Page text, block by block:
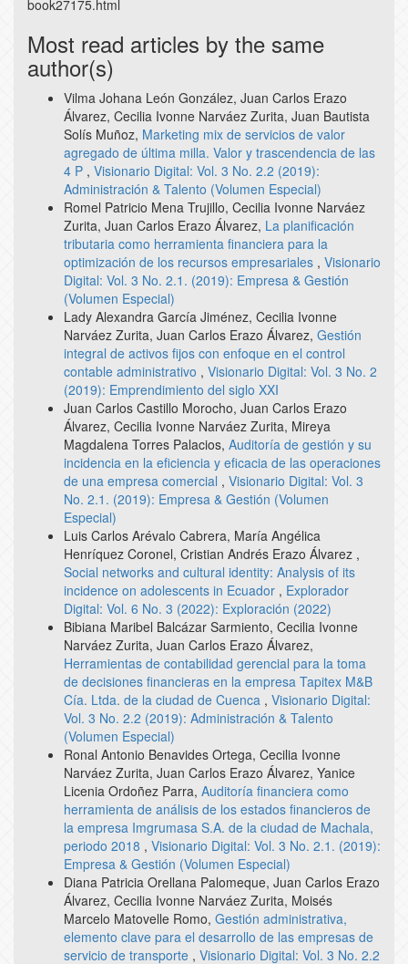
book27175.html
Most read articles by the same
author(s)
Vilma Johana León González, Juan Carlos Erazo
Álvarez, Cecilia Ivonne Narváez Zurita, Juan Bautista
Solís Muñoz, Marketing mix de servicios de valor
agregado de última milla. Valor y trascendencia de las
4 P , Visionario Digital: Vol. 3 No. 2.2 (2019):
Administración & Talento (Volumen Especial)
Romel Patricio Mena Trujillo, Cecilia Ivonne Narváez
Zurita, Juan Carlos Erazo Álvarez, La planificación
tributaria como herramienta financiera para la
optimización de los recursos empresariales , Visionario
Digital: Vol. 3 No. 2.1. (2019): Empresa & Gestión
(Volumen Especial)
Lady Alexandra García Jiménez, Cecilia Ivonne
Narváez Zurita, Juan Carlos Erazo Álvarez, Gestión
integral de activos fijos con enfoque en el control
contable administrativo , Visionario Digital: Vol. 3 No. 2
(2019): Emprendimiento del siglo XXI
Juan Carlos Castillo Morocho, Juan Carlos Erazo
Álvarez, Cecilia Ivonne Narváez Zurita, Mireya
Magdalena Torres Palacios, Auditoría de gestión y su
incidencia en la eficiencia y eficacia de las operaciones
de una empresa comercial , Visionario Digital: Vol. 3
No. 2.1. (2019): Empresa & Gestión (Volumen
Especial)
Luis Carlos Arévalo Cabrera, María Angélica
Henríquez Coronel, Cristian Andrés Erazo Álvarez ,
Social networks and cultural identity: Analysis of its
incidence on adolescents in Ecuador , Explorador
Digital: Vol. 6 No. 3 (2022): Exploración (2022)
Bibiana Maribel Balcázar Sarmiento, Cecilia Ivonne
Narváez Zurita, Juan Carlos Erazo Álvarez,
Herramientas de contabilidad gerencial para la toma
de decisiones financieras en la empresa Tapitex M&B
Cía. Ltda. de la ciudad de Cuenca , Visionario Digital:
Vol. 3 No. 2.2 (2019): Administración & Talento
(Volumen Especial)
Ronal Antonio Benavides Ortega, Cecilia Ivonne
Narváez Zurita, Juan Carlos Erazo Álvarez, Yanice
Licenia Ordoñez Parra, Auditoría financiera como
herramienta de análisis de los estados financieros de
la empresa Imgrumasa S.A. de la ciudad de Machala,
periodo 2018 , Visionario Digital: Vol. 3 No. 2.1. (2019):
Empresa & Gestión (Volumen Especial)
Diana Patricia Orellana Palomeque, Juan Carlos Erazo
Álvarez, Cecilia Ivonne Narváez Zurita, Moisés
Marcelo Matovelle Romo, Gestión administrativa,
elemento clave para el desarrollo de las empresas de
servicio de transporte , Visionario Digital: Vol. 3 No. 2.2